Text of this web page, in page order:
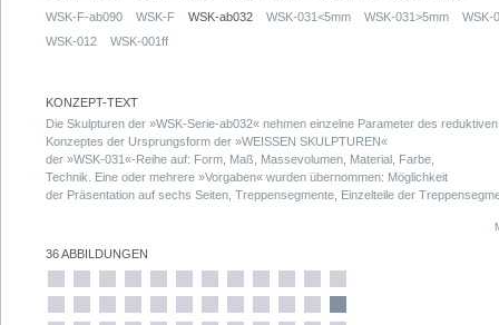
WSK-F-ab090
WSK-F WSK-ab032 WSK-031<5mm WSK-031>5mm
WSK-
WSK-012
WSK-001ff
KONZEPT-TEXT
Die Skulpturen der »WSK-Serie-ab032« nehmen einzelne Parameter des reduktiven
Konzeptes der Ursprungsform der »WEISSEN SKULPTUREN«
der »WSK-031«-Reihe auf: Form, Maß, Massevolumen, Material, Farbe,
Technik. Eine oder mehrere »Vorgaben« wurden übernommen: Möglichkeit
der Präsentation auf sechs Seiten, Treppensegmente, Einzelteile der
36 ABBILDUNGEN